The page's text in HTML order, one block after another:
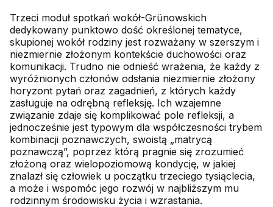
Trzeci moduł spotkań wokół-Grünowskich
dedykowany punktowo dość określonej tematyce,
skupionej wokół rodziny jest rozważany w szerszym i
niezmiernie złożonym kontekście duchowości oraz
komunikacji. Trudno nie odnieść wrażenia, że każdy z
wyróżnionych członów odsłania niezmiernie złożony
horyzont pytań oraz zagadnień, z których każdy
zasługuje na odrębną refleksję. Ich wzajemne
związanie zdaje się komplikować pole refleksji, a
jednocześnie jest typowym dla współczesności trybem
kombinacji poznawczych, swoistą „matrycą
poznawczą”, poprzez którą pragnie się zrozumieć
złożoną oraz wielopoziomową kondycję, w jakiej
znalazł się człowiek u początku trzeciego tysiąclecia,
a może i wspomóc jego rozwój w najbliższym mu
rodzinnym środowisku życia i wzrastania.